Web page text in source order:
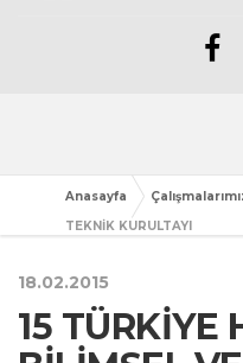
Anasayfa
TEKNİK KURULTAYI
18.02.2015
15 TÜRKİYE